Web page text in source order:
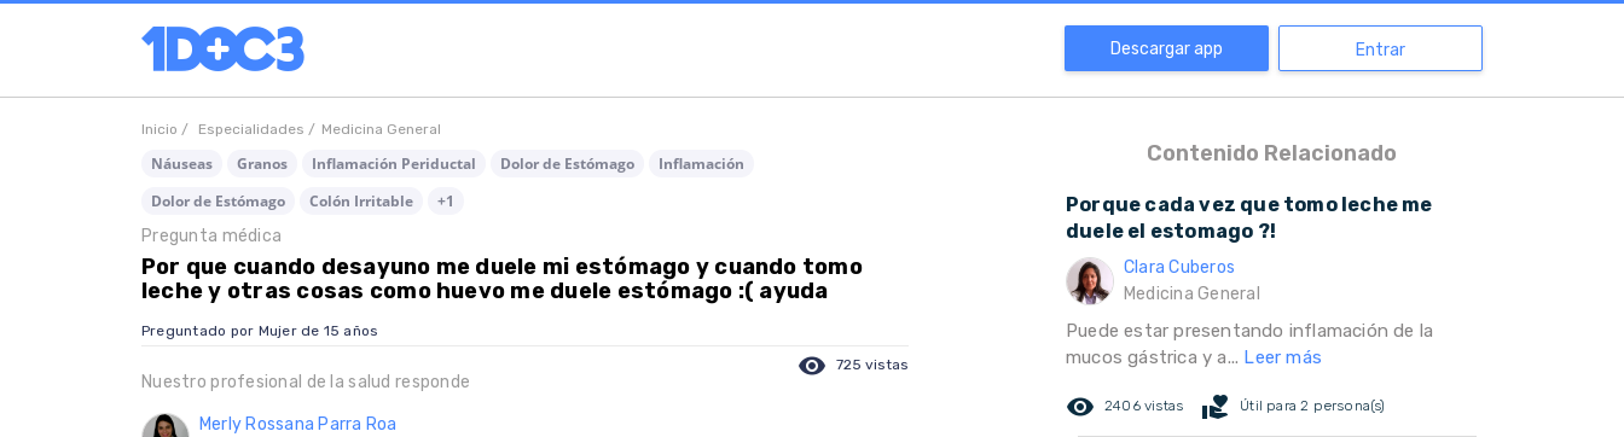
Descargar app Entrar
Inicio / Especialidades / Medicina General
Náuseas Granos Inflamación Periductal Dolor de Estómago
Inflamación
Dolor de Estómago
Colón Irritable
+1
Pregunta médica
Por que cuando desayuno me duele mi estómago y cuando tomo
leche y otras cosas como huevo me duele estómago :( ayuda
Preguntado por Mujer de 15 años
visibility 725 vistas
Nuestro profesional de la salud responde
Merly Rossana Parra Roa
Contenido Relacionado
Porque cada vez que tomo leche me
duele el estomago ?!
Clara Cuberos
Medicina General
Puede estar presentando inflamación de la
mucos gástrica y a... Leer más
remove_red_eye 2406 vistas volunteer_activism Útil para 2 persona(s)